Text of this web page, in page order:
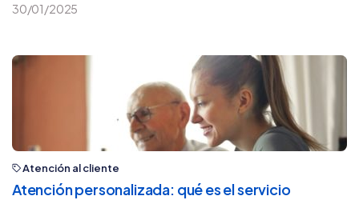
30/01/2025
Atención al cliente
Atención personalizada: qué es el servicio